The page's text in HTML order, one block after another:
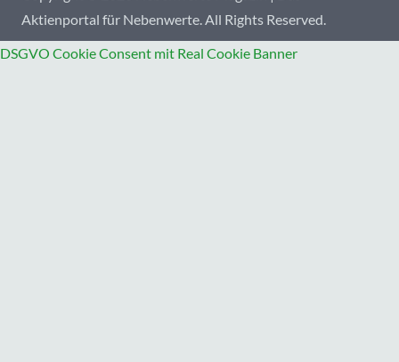
Aktienportal für Nebenwerte. All Rights Reserved.
DSGVO Cookie Consent mit Real Cookie Banner